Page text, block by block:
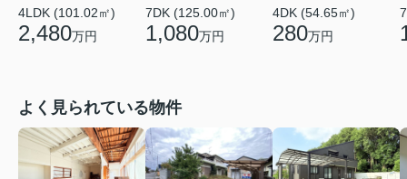
4LDK (101.02㎡)
2,480万円
7DK (125.00㎡)
1,080万円
4DK (54.65㎡)
280万円
よく見られている物件